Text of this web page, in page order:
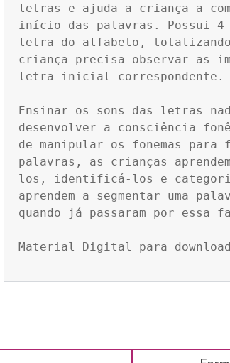
letras e ajuda a criança a
início das palavras. Possui 4
letra do alfabeto,
criança precisa observar as
letra inicial correspondente.
Ensinar os sons das letras
desenvolver a consciência
de manipular os fonemas para
palavras, as crianças
los, identificá-los e
aprendem a segmentar uma
quando já passaram por essa
Material Digital para